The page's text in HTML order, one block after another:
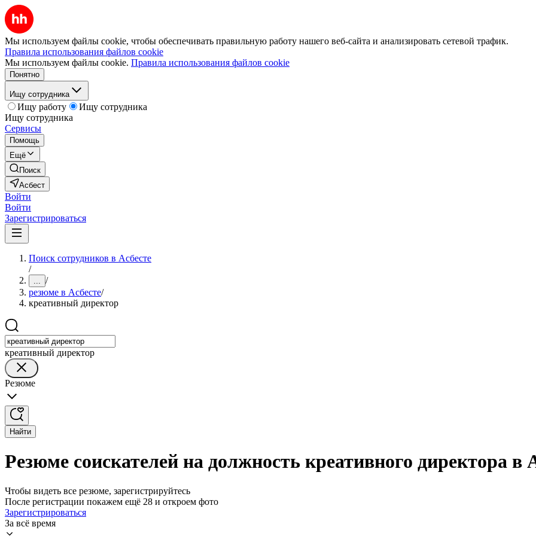
Мы используем файлы cookie, чтобы обеспечивать правильную работу нашего веб-сайта и анализировать сетевой трафик.
Правила использования файлов cookie
Мы используем файлы cookie. Правила использования файлов cookie
Понятно
Ищу сотрудника
Ищу работу
Ищу сотрудника
Ищу сотрудника
Сервисы
Помощь
Ещё
Поиск
Асбест
Войти
Войти
Зарегистрироваться
Поиск сотрудников в Асбесте
/
... /
резюме в Асбесте/
креативный директор
креативный директор
Резюме
Найти
Резюме соискателей на должность креативного директора в
Чтобы видеть все резюме, зарегистрируйтесь
После регистрации покажем ещё 28 и откроем фото
Зарегистрироваться
За всё время